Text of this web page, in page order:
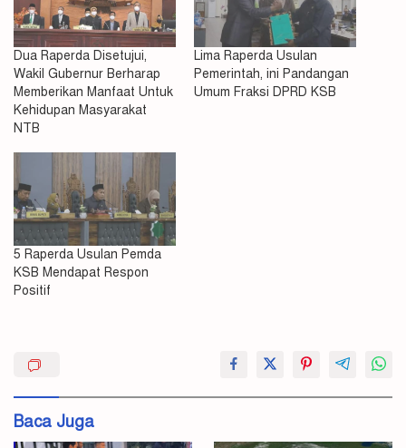
Dua Raperda Disetujui,
Wakil Gubernur Berharap
Memberikan Manfaat Untuk
Kehidupan Masyarakat
NTB
Lima Raperda Usulan
Pemerintah, ini Pandangan
Umum Fraksi DPRD KSB
5 Raperda Usulan Pemda
KSB Mendapat Respon
Positif
Informatika
Raperda
Baca Juga